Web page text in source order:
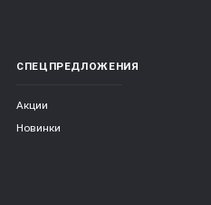
СПЕЦПРЕДЛОЖЕНИЯ
Акции
Новинки